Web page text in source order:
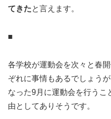
てきたと言えます。
■
各学校が運動会を次々と春
ぞれに事情もあるでしょう
なった9月に運動会を行うこ
由としてありそうです。